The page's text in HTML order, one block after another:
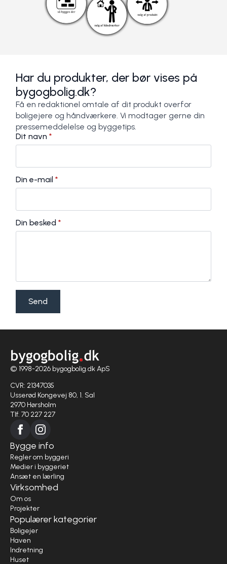
Har du produkter, der bør vises på
bygogbolig.dk?
Få en redaktionel omtale af dit produkt overfor
boligejere og håndværkere. Vi modtager gerne din
pressemeddelelse og byggetips.
Dit navn *
Din e-mail *
Din besked *
Send
© 1998-2026 bygogbolig.dk ApS
CVR: 21347035
Usserød Kongevej 80, 1. Sal
2970 Hørsholm
Tlf. 70 227 227
Bygge info
Regler om byggeri
Medier i byggeriet
Ansæt en lærling
Virksomhed
Om os
Projekter
Populærer kategorier
Boligejer
Haven
Indretning
Huset